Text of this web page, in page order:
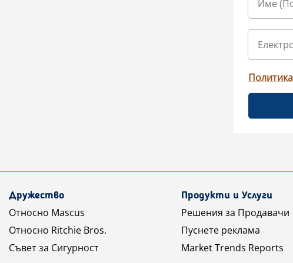
Дружество
Относно Mascus
Относно Ritchie Bros.
Съвет за Сигурност
Продукти и Услуги
Решения за Продавачи
Пуснете реклама
Market Trends Reports